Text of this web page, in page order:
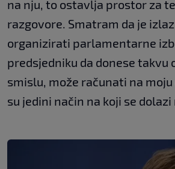
na nju, to ostavlja prostor za
razgovore. Smatram da je
organizirati parlamentarne
predsjedniku da donese takvu
smislu, može računati na
su jedini način na koji se dolazi